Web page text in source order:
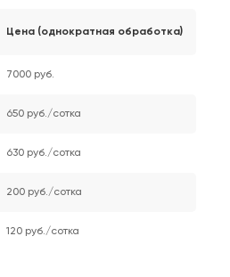
Цена (однократная обработка)
7000 руб.
650 руб./сотка
630 руб./сотка
200 руб./сотка
120 руб./сотка